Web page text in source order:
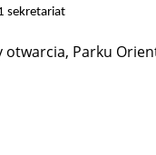
sekretariat
otwarcia, Parku